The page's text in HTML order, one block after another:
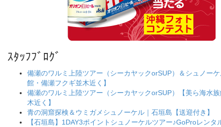
ｽﾀｯﾌﾌﾞﾛｸﾞ
備瀬のワルミ上陸ツアー（シーカヤックorSUP）＆シュノー
館・備瀬フクギ並木近く】
備瀬のワルミ上陸ツアー（シーカヤックorSUP）【美ら海水
木近く】
青の洞窟探検＆ウミガメシュノーケル｜石垣島【送迎付き】
【石垣島】1DAY3ポイントシュノーケルツアー♪GoProレンタ